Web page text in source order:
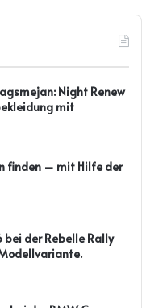
Night Renew
mit
finden – mit Hilfe der
der Rebelle Rally